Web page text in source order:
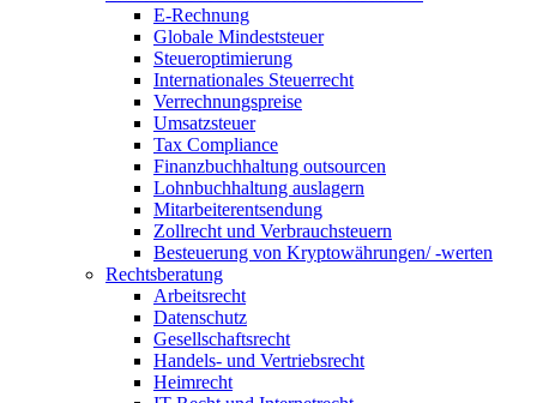
E-Rechnung
Globale Mindeststeuer
Steueroptimierung
Internationales Steuerrecht
Verrechnungspreise
Umsatzsteuer
Tax Compliance
Finanzbuchhaltung outsourcen
Lohnbuchhaltung auslagern
Mitarbeiterentsendung
Zollrecht und Verbrauchsteuern
Besteuerung von Kryptowährungen/ -werten
Rechtsberatung
Arbeitsrecht
Datenschutz
Gesellschaftsrecht
Handels- und Vertriebsrecht
Heimrecht